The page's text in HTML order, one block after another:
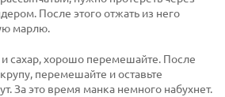
После этого отжать из него
марлю.
и сахар, хорошо перемешайте. После
перемешайте и оставьте
За это время манка немного набухнет.